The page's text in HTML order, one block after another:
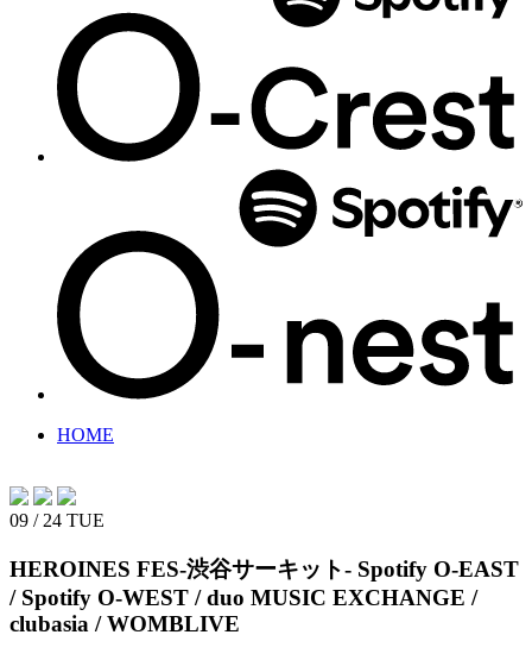
HOME
09 / 24 TUE
HEROINES FES-渋谷サーキット- Spotify O-EAST
/ Spotify O-WEST / duo MUSIC EXCHANGE /
clubasia / WOMBLIVE